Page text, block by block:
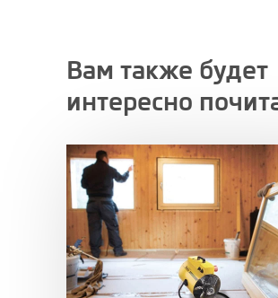
Вам также будет
интересно